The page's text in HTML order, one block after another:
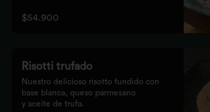
$54.900
Risotti trufado
Nuestro delicioso risotto fundido con
base blanca, queso parmesano
y aceite de trufa.